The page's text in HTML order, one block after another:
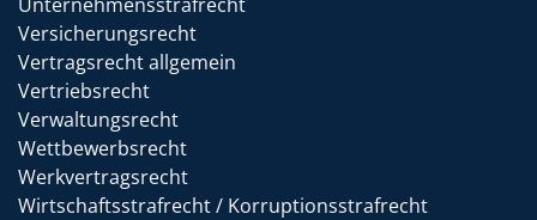
Versicherungsrecht
Vertragsrecht allgemein
Vertriebsrecht
Verwaltungsrecht
Wettbewerbsrecht
Werkvertragsrecht
Wirtschaftsstrafrecht / Korruptionsstrafrecht